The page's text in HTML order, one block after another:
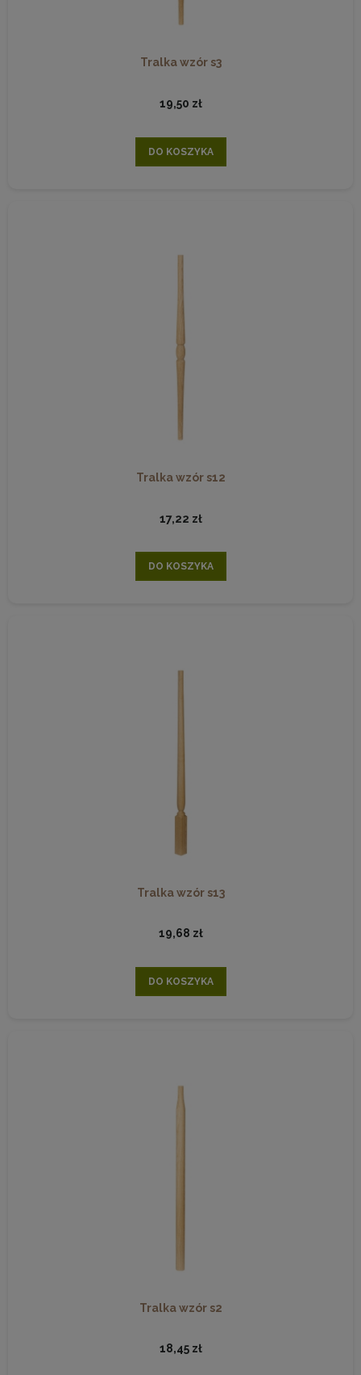
Tralka wzór s3
19,50 zł
DO KOSZYKA
Tralka wzór s12
17,22 zł
DO KOSZYKA
Tralka wzór s13
19,68 zł
DO KOSZYKA
Tralka wzór s2
18,45 zł